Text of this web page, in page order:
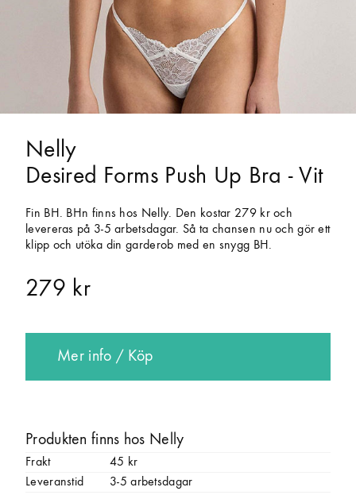
Nelly
Desired Forms Push Up Bra - Vit
Fin BH. BHn finns hos Nelly. Den kostar 279 kr och
levereras på 3-5 arbetsdagar. Så ta chansen nu och gör ett
klipp och utöka din garderob med en snygg BH.
279 kr
Mer info / Köp
Produkten finns hos Nelly
Frakt
45 kr
Leveranstid
3-5 arbetsdagar